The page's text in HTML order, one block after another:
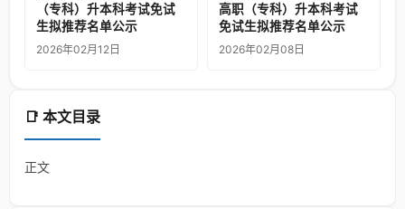
📑 本文目录
正文
（专科）升本科考试免试
生拟推荐名单公示
2026年02月12日
高职（专科）升本科考试
免试生拟推荐名单公示
2026年02月08日